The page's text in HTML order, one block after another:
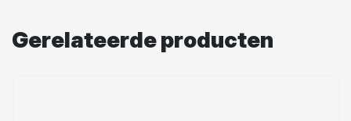
Gerelateerde producten